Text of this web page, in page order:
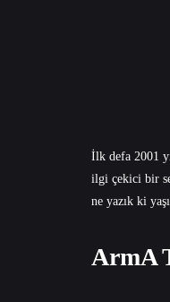
İlk defa 2001
ilgi çekici bir
ne yazık ki
ArmA